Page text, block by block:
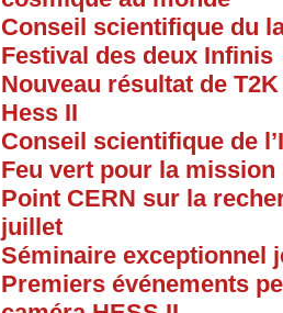
Conseil scientifique du
Festival des deux Infinis
Nouveau résultat de T2K
Hess II
Conseil scientifique de
Feu vert pour la
Point CERN sur la
juillet
Séminaire exceptionnel
Premiers événements